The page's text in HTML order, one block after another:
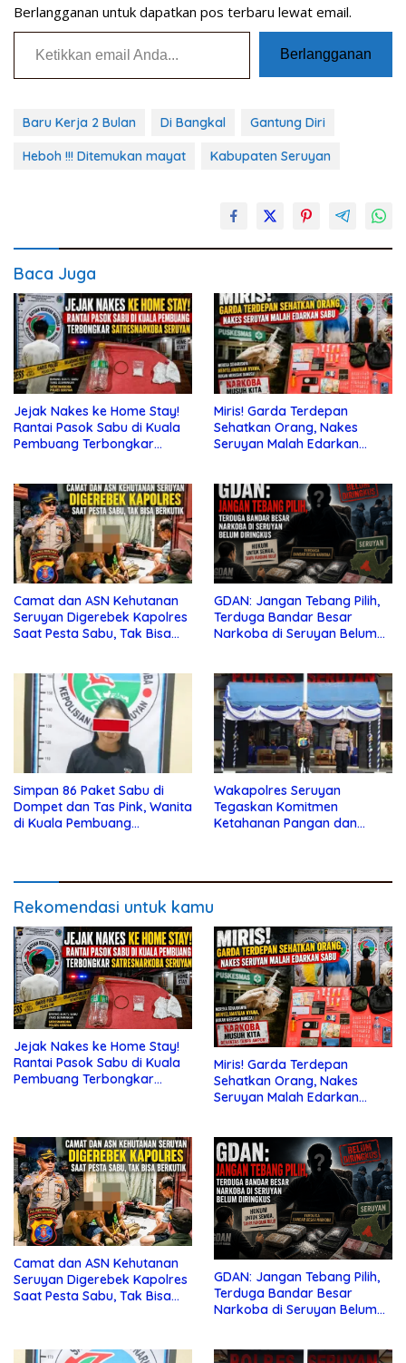
Berlangganan untuk dapatkan pos terbaru lewat email.
Ketikkan email Anda...
Berlangganan
Baru Kerja 2 Bulan Di Bangkal Gantung Diri
Heboh !!! Ditemukan mayat Kabupaten Seruyan
Baca Juga
Jejak Nakes ke Home Stay!
Rantai Pasok Sabu di Kuala
Pembuang Terbongkar
Miris! Garda Terdepan
Sehatkan Orang, Nakes
Seruyan Malah Edarkan
Camat dan ASN Kehutanan
Seruyan Digerebek Kapolres
Saat Pesta Sabu, Tak Bisa
GDAN: Jangan Tebang Pilih,
Terduga Bandar Besar
Narkoba di Seruyan Belum
Simpan 86 Paket Sabu di
Dompet dan Tas Pink, Wanita
di Kuala Pembuang
Wakapolres Seruyan
Tegaskan Komitmen
Ketahanan Pangan dan
Rekomendasi untuk kamu
Jejak Nakes ke Home Stay!
Rantai Pasok Sabu di Kuala
Pembuang Terbongkar
Miris! Garda Terdepan
Sehatkan Orang, Nakes
Seruyan Malah Edarkan
Camat dan ASN Kehutanan
Seruyan Digerebek Kapolres
Saat Pesta Sabu, Tak Bisa
GDAN: Jangan Tebang Pilih,
Terduga Bandar Besar
Narkoba di Seruyan Belum